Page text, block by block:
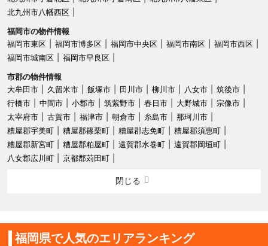
北九州市八幡西区
福岡市の物件情報
福岡市東区
福岡市博多区 福岡市中央区 福岡市南区
福岡市西区
福岡市城南区
福岡市早良区
市郡の物件情報
大牟田市
久留米市 飯塚市 田川市 柳川市 八女市
筑後市
行橋市
中間市 小郡市 筑紫野市 春日市 大野城市
宗像市
太宰府市
古賀市 福津市 朝倉市 糸島市
那珂川市
糟屋郡宇美町
糟屋郡篠栗町 糟屋郡志免町
糟屋郡須惠町
糟屋郡新宮町
糟屋郡粕屋町 遠賀郡水巻町
遠賀郡岡垣町
八女郡広川町
京都郡苅田町
閉じる
福岡県で人気のエリアランキング